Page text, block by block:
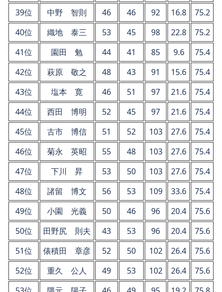
39位
中野 智則 46 46 92 16.8
75.2
40位
織地 泰三 53 45 98 22.8
75.2
41位
園田 勉 44 41 85 9.6
75.4
42位
萩原 敬之 48 43 91 15.6
75.4
43位
塩本 寛 46 51 97 21.6
75.4
44位
西田 博明 52 45 97 21.6
75.4
45位
古市 博信 51 52 103 27.6
75.4
46位
菊永 英昭 55 48 103 27.6
75.4
47位
下川 昇 53 50 103 27.6
75.4
48位
諸留 博文 56 53 109 33.6
75.4
49位
小園 光義 50 46 96 20.4
75.6
50位
田野尻 則夫 43 53 96 20.4
75.6
51位
俵積田 章彦 52 50 102 26.4
75.6
52位
重久 公人 49 53 102 26.4
75.6